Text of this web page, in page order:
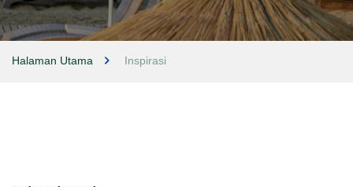
Halaman Utama Inspirasi